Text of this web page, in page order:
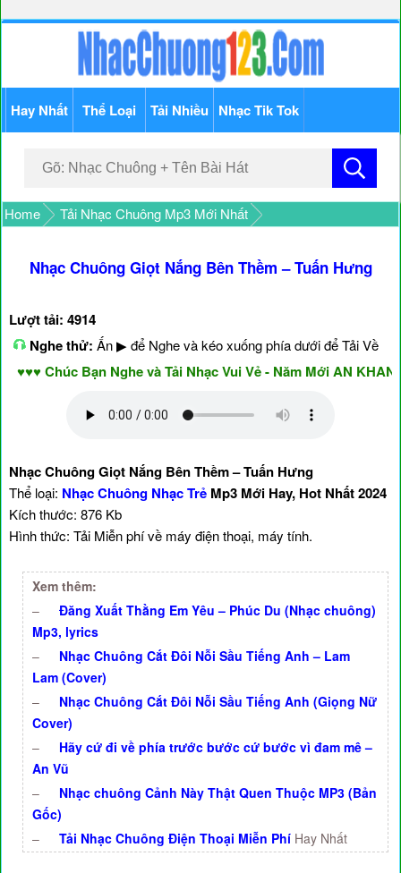
Hay Nhất Thể Loại Tải Nhiều Nhạc Tik Tok
Home Tải Nhạc Chuông Mp3 Mới Nhất
Nhạc Chuông Giọt Nắng Bên Thềm – Tuấn Hưng
Lượt tải: 4914
Nghe thử: Ấn ▶ để Nghe và kéo xuống phía dưới để Tải Về
Chúc Bạn Nghe và Tải Nhạc Vui Vẻ - Năm Mới AN KHANG &
Nhạc Chuông Giọt Nắng Bên Thềm – Tuấn Hưng
Thể loại: Nhạc Chuông Nhạc Trẻ Mp3 Mới Hay, Hot Nhất 2024
Kích thước: 876 Kb
Hình thức: Tải Miễn phí về máy điện thoại, máy tính.
Xem thêm:
–
Đăng Xuất Thằng Em Yêu – Phúc Du (Nhạc chuông)
Mp3, lyrics
–
Nhạc Chuông Cắt Đôi Nỗi Sầu Tiếng Anh – Lam
Lam (Cover)
–
Nhạc Chuông Cắt Đôi Nỗi Sầu Tiếng Anh (Giọng Nữ
Cover)
–
Hãy cứ đi về phía trước bước cứ bước vì đam mê –
An Vũ
–
Nhạc chuông Cảnh Này Thật Quen Thuộc MP3 (Bản
Gốc)
–
Tải Nhạc Chuông Điện Thoại Miễn Phí Hay Nhất